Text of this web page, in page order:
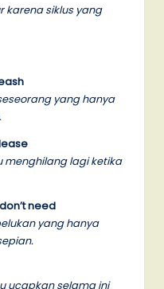
karena siklus yang
yang hanya
menghilang lagi ketika
need
yang hanya
ucapkan selama ini